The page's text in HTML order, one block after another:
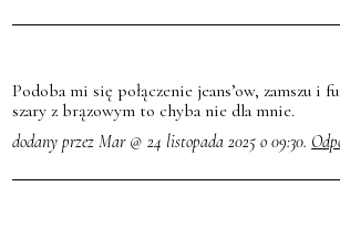
Podoba mi się połączenie jeans’ow, zamszu i
szary z brązowym to chyba nie dla mnie.
dodany przez Mar @ 24 listopada 2025 o 09:30.